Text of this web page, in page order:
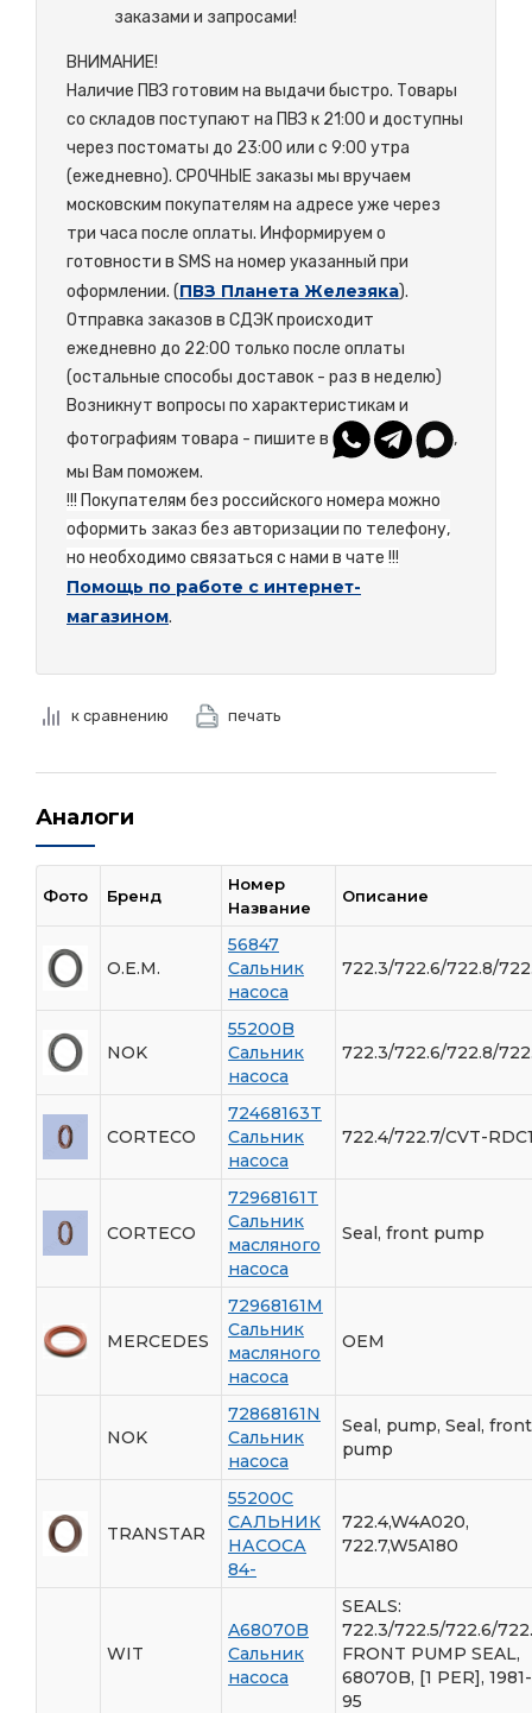
заказами и запросами!
ВНИМАНИЕ!
Наличие ПВЗ готовим на выдачи быстро. Товары
со складов поступают на ПВЗ к 21:00 и доступны
через постоматы до 23:00 или с 9:00 утра
(ежедневно). СРОЧНЫЕ заказы мы вручаем
московским покупателям на адресе уже через
три часа после оплаты. Информируем о
готовности в SMS на номер указанный при
оформлении. (ПВЗ Планета Железяка).
Отправка заказов в СДЭК происходит
ежедневно до 22:00 только после оплаты
(остальные способы доставок - раз в неделю)
Возникнут вопросы по характеристикам и
фотографиям товара - пишите в
,
мы Вам поможем.
!!! Покупателям без российского номера можно
оформить заказ без авторизации по телефону,
но необходимо связаться с нами в чате !!!
Помощь по работе с интернет-
магазином.
к сравнению печать
Аналоги
Фото Бренд
Номер
Название
Описание
O.E.M.
56847
Сальник
насоса
722.3/722.6/722.8/
NOK
55200B
Сальник
насоса
722.3/722.6/722.8/
CORTECO
72468163T
Сальник
насоса
722.4/722.7/CVT-
CORTECO
72968161T
Сальник
масляного
насоса
Seal, front pump
MERCEDES
72968161M
Сальник
масляного
насоса
OEM
NOK
72868161N
Сальник
насоса
Seal, pump, Seal, front
pump
TRANSTAR
55200C
САЛЬНИК
НАСОСА
84-
722.4,W4A020,
722.7,W5A180
WIT
A68070B
Сальник
насоса
SEALS:
722.3/722.5/722.6/
FRONT PUMP SEAL,
68070B, [1 PER], 1981-
95